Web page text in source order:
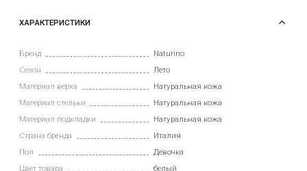
ХАРАКТЕРИСТИКИ
Бренд
Naturino
Сезон
Лето
Материал верха
Натуральная кожа
Материал стельки
Натуральная кожа
Материал подкладки
Натуральная кожа
Страна бренда
Италия
Пол
Девочка
Цвет товара
белый